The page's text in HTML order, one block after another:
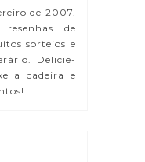
de 2007.
de
sorteios e
Delicie-
a cadeira e